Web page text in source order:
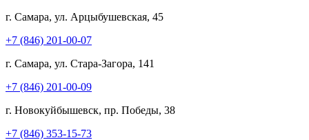
г. Самара, ул. Арцыбушевская, 45
+7 (846) 201-00-07
г. Самара, ул. Стара-Загора, 141
+7 (846) 201-00-09
г. Новокуйбышевск, пр. Победы, 38
+7 (846) 353-15-73